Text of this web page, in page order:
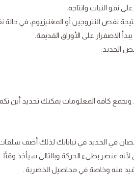
نمو النبات وانتاجه.
نقص النتروجين أو المغنيزيوم، في
الاصفرار على الأوراق القديمة.
الحديد.
كافة المعلومات يمكنك تحديد أين
نقصان في الحديد في نباتاتك لذلك أضف
عنصر بطيء الحركة وبالتالي سيأخذ وقتًا
منه وخاصة في محاصيل الخضرية .